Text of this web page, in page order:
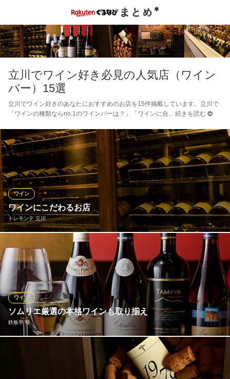
立川でワイン好き必見の人気店（ワイン
バー）15選
立川でワイン好きのあなたにおすすめのお店を15件掲載しています。立川で
「ワインの種類ならno.1のワインバーは？」「ワインに合
続きを読む
ワインにこだわるお店
トレモンテ 立川
ワイン
ワインは300種類も揃え、迷ってしまうほど！ ぜひソムリエにご
相談ください。オーダーした料理、お好み、予算に合わせて、ト
ータルで満足いただけるものを提案します。旬食材や豊富なワイ
ンに心も躍るはずです♪ 誕生日や記念日のお供に！
トレモンテ 立川
イタリアンレストラン
ＪＲ立川駅南口 徒歩1分
東京都立川市柴崎町3-6-6 TSJビル6F
ソムリエ厳選の本格ワインも取り揃え
鉄板亭 粋
ワイン
最上級の和牛には、しっかりとしたボディの赤ワインがよく合い
ます。リーズナブルながらも本格的な味わいのチリワインから、
バローロやオーパスワンなどの高級ワインまで数多く取り揃えて